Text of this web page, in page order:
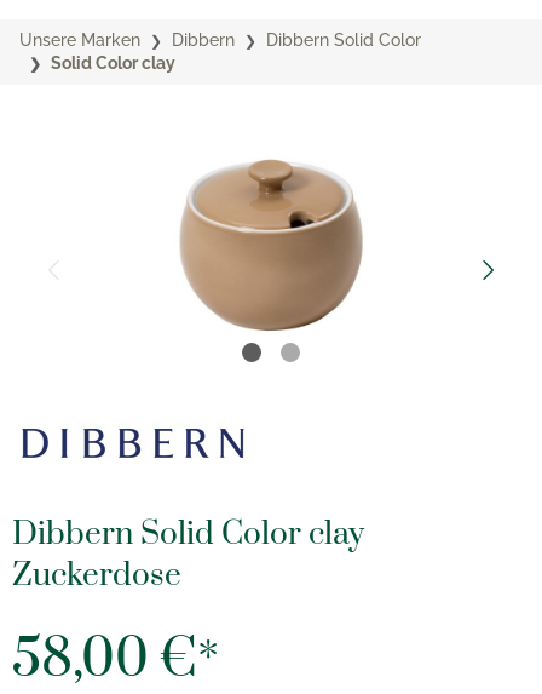
Unsere Marken Dibbern
Dibbern Solid Color
Solid Color clay
Dibbern Solid Color clay
Zuckerdose
58,00 €*